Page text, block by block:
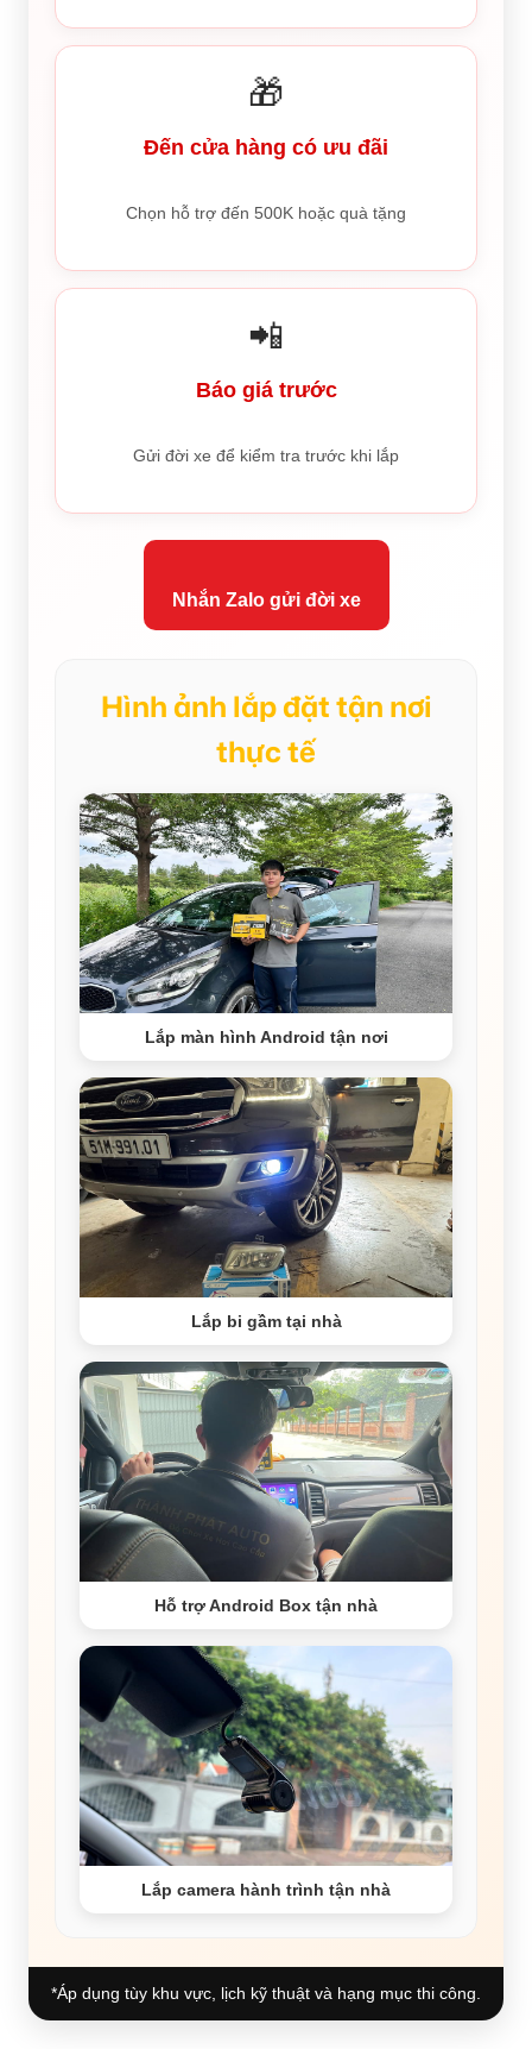
🎁
Đến cửa hàng có ưu đãi
Chọn hỗ trợ đến 500K hoặc quà tặng
📲
Báo giá trước
Gửi đời xe để kiểm tra trước khi lắp
Nhắn Zalo gửi đời xe
Hình ảnh lắp đặt tận nơi
thực tế
Lắp màn hình Android tận nơi
Lắp bi gầm tại nhà
Hỗ trợ Android Box tận nhà
Lắp camera hành trình tận nhà
*Áp dụng tùy khu vực, lịch kỹ thuật và hạng mục thi công.